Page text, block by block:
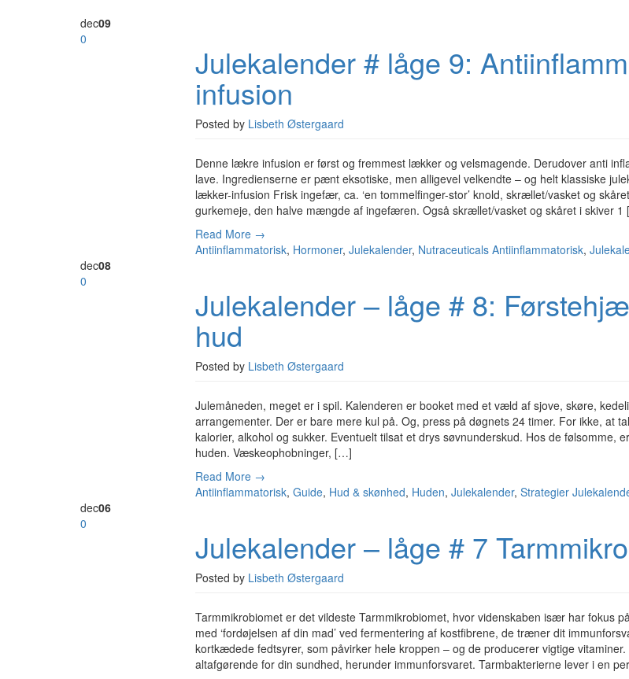
dec09
0
Julekalender # låge 9:
infusion
Posted by Lisbeth Østergaard
Denne lækre infusion er først og fremmest lækker og velsmagende. Derudover anti
lave. Ingredienserne er pænt eksotiske, men alligevel velkendte – og helt klassiske
lækker-infusion Frisk ingefær, ca. ‘en tommelfinger-stor’ knold, skrællet/vasket og
gurkemeje, den halve mængde af ingefæren. Også skrællet/vasket og skåret i skiver
Read More →
Antiinflammatorisk, Hormoner,Julekalender, Nutraceuticals Antiinflammatorisk,
dec08
0
Julekalender – låge # 8:
hud
Posted by Lisbeth Østergaard
Julemåneden, meget er i spil. Kalenderen er booket med et væld af sjove, skøre,
arrangementer. Der er bare mere kul på. Og, press på døgnets 24 timer. For ikke, at
kalorier, alkohol og sukker. Eventuelt tilsat et drys søvnunderskud. Hos de følsomme,
huden. Væskeophobninger, […]
Read More →
Antiinflammatorisk,Guide, Hud & skønhed, Huden,Julekalender,Strategier
dec06
0
Julekalender – låge # 7
Posted by Lisbeth Østergaard
Tarmmikrobiomet er det vildeste Tarmmikrobiomet, hvor videnskaben især har fokus
med ‘fordøjelsen af din mad’ ved fermentering af kostfibrene, de træner dit
kortkædede fedtsyrer, som påvirker hele kroppen – og de producerer vigtige
altafgørende for din sundhed, herunder immunforsvaret. Tarmbakterierne lever i en